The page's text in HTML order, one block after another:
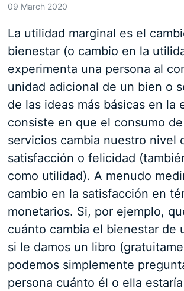
09 March 2020
La utilidad marginal es el
bienestar (o cambio en la
experimenta una persona al
unidad adicional de un bien o
de las ideas más básicas en la
consiste en que el consumo
servicios cambia nuestro nivel
satisfacción o felicidad
como utilidad). A menudo
cambio en la satisfacción en
monetarios. Si, por ejemplo,
cuánto cambia el bienestar de
si le damos un libro
podemos simplemente
persona cuánto él o ella